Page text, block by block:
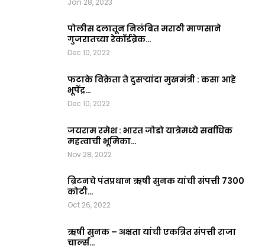
पोलीस दलातून निलंबित मराठी माणसाने
गुजरातच्या रेकॉर्डब्रेक…
Dec 10, 2022
फटाके विक्रेता ते दुसऱ्यांदा मुखमंत्री : कसा आहे
भूपेंद्र…
Dec 10, 2022
जयराम रमेश : भारत जोडो यात्रेमध्ये सर्वाधिक
महत्वाची भूमिका…
Nov 28, 2022
ब्रिटनचे पंतप्रधान ऋषी सुनक यांची संपत्ती 7300
कोटी…
Oct 26, 2022
ऋषी सुनक – अक्षता यांची एकत्रित संपत्ती राजा
चार्ल्स…